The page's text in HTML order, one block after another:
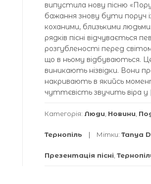
випустила нову пісню
бажання знову бути поруч
коханими, близькими
рядків пісні відчувається
розгубленості перед
що в ньому відбуваються. Це
виникають нізвідки. Вони
накривають в якийсь
чуттєвість звучить віра у
Категорія: Люди Новини
Тернопіль Мітки: Tanya
Презентація пісні